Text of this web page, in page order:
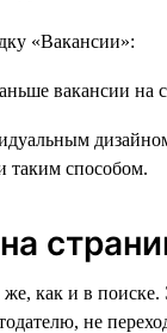
«Вакансии»:
таким способом.
же, как и в
не